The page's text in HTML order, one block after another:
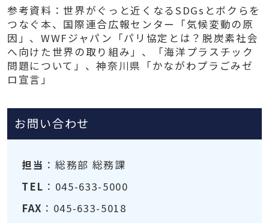
参考資料：世界がぐっと近くなるSDGsとボクらを
つなぐ本、国際連合広報センター「気候変動の原
因」、WWFジャパン「パリ協定とは？脱炭素社会
へ向けた世界の取り組み」、「海洋プラスチック
問題について」、神奈川県「かながわプラごみゼ
ロ宣言」
お問い合わせ
担当 ：総務部 総務課
TEL ：045-633-5000
FAX ：045-633-5018